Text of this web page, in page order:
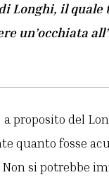
Longhi, il
un’occhiata
proposito del
quanto fosse
si potrebbe